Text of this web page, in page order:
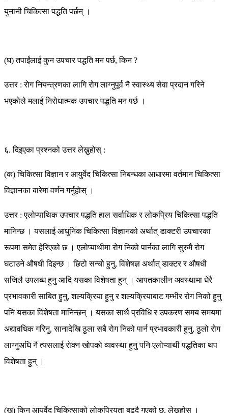
युनानी चिकित्सा पद्धति पर्छन् ।
(घ) तपाईंलाई कुन उपचार पद्धति मन पर्छ, किन ?
उत्तर : रोग नियन्त्रणका लागि रोग लाग्नुपूर्व नै स्वास्थ्य सेवा प्रदान गरिने
भएकोले मलाई निरोधात्मक उपचार पद्धति मन पर्छ ।
६. दिइएका प्रश्नको उत्तर लेख्नुहोस् :
(क) चिकित्सा विज्ञान र आयुर्वेद चिकित्सा निबन्धका आधारमा वर्तमान चिकित्सा
विज्ञानका बारेमा वर्णन गर्नुहोस् ।
उत्तर : एलोप्याथिक उपचार पद्धति हाल सर्वाधिक र लोकप्रिय चिकित्सा पद्धति
मानिन्छ । यसलाई आधुनिक चिकित्सा विज्ञानको अर्थात् डाक्टरी उपचारका
रूपमा समेत हेरिएको छ । एलोप्याथीमा रोग निको पार्नका लागि सुरुमै रोग
घटाउने औषधी दिइन्छ । छिटो सन्चो हुनु, विशेषज्ञ अर्थात् डाक्टर र औषधी
सजिलै उपलब्ध हुनु आदि यसका विशेषता हुन् । आपतकालीन अवस्थामा धेरै
प्रभावकारी साबित हुनु, शल्यक्रिया हुनु र शल्यक्रियाबाट गम्भीर रोग निको हुनु
पनि यसका विशेषता मानिन्छन् । यसका साथै प्रविधि र उपकरण समय समयमा
अद्यावधिक गरिनु, सानादेखि ठुला सबै रोग निको पार्न प्रभावकारी हुनु, ठुलो रोग
लाग्नुअघि नै त्यसलाई रोक्न खोपको व्यवस्था हुनु पनि एलोप्याथी पद्धतिका थप
विशेषता हुन् ।
(ख) किन आयुर्वेद चिकित्साको लोकप्रियता बढ्दै गएको छ, लेख्नुहोस् ।